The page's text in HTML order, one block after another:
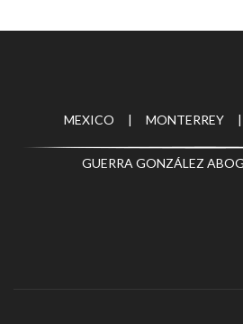
MEXICO | MONTERREY |
GUERRA GONZÁLEZ